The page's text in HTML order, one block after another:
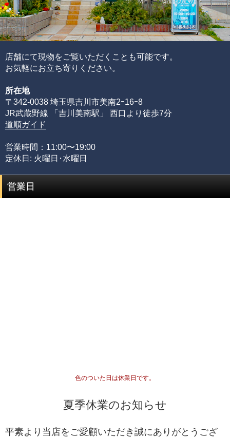
店舗にて現物をご覧いただくことも可能です。
お気軽にお立ち寄りください。
所在地
〒342-0038 埼玉県吉川市美南2ｰ16ｰ8
JR武蔵野線 「吉川美南駅」 西口より徒歩7分
道順ガイド
営業時間：11:00〜19:00
定休日: 火曜日･水曜日
営業日
色のついた日は休業日です。
夏季休業のお知らせ
平素より当店をご愛顧いただき誠にありがとうござ